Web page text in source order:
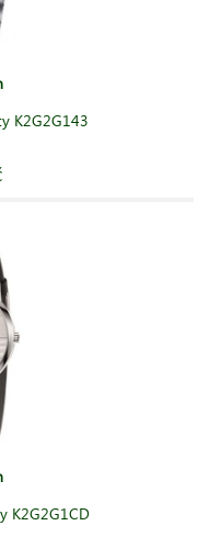
K2G2G143
K2G2G1CD